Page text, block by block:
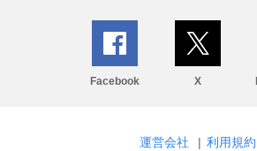
Facebook X
運営会社 | 利用規約